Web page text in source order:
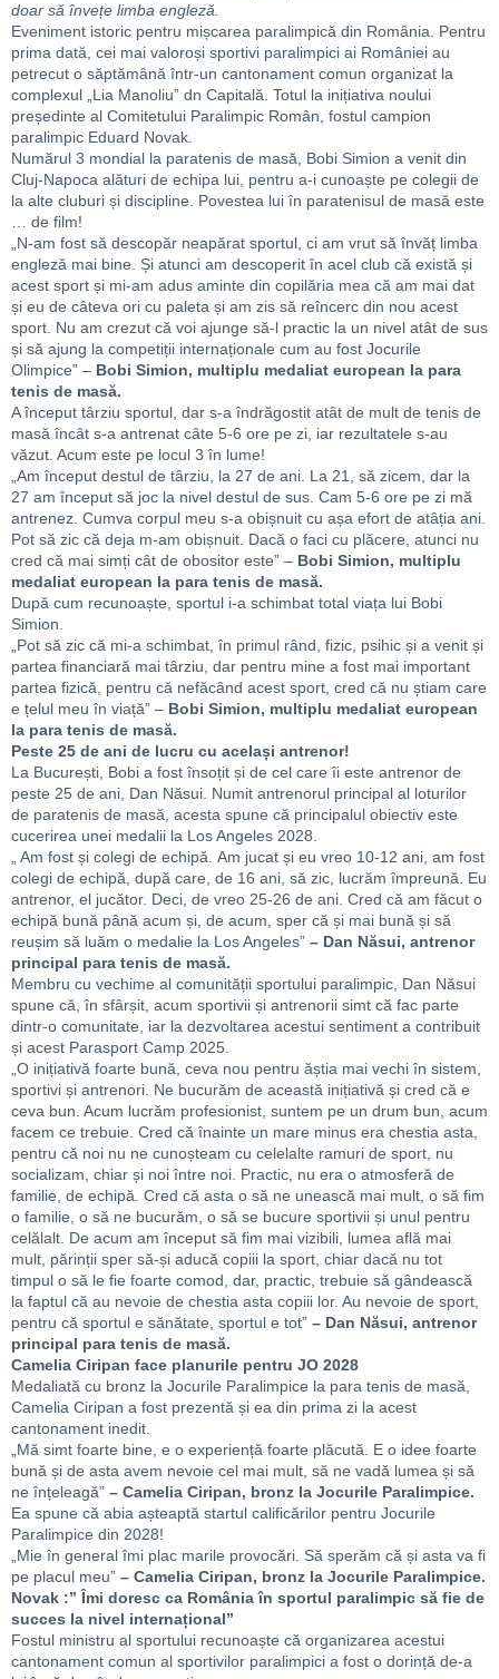
doar să învețe limba engleză.
Eveniment istoric pentru mișcarea paralimpică din România. Pentru
prima dată, cei mai valoroși sportivi paralimpici ai României au
petrecut o săptămână într-un cantonament comun organizat la
complexul „Lia Manoliu” dn Capitală. Totul la inițiativa noului
președinte al Comitetului Paralimpic Român, fostul campion
paralimpic Eduard Novak.
Numărul 3 mondial la paratenis de masă, Bobi Simion a venit din
Cluj-Napoca alături de echipa lui, pentru a-i cunoaște pe colegii de
la alte cluburi și discipline. Povestea lui în paratenisul de masă este
… de film!
„N-am fost să descopăr neapărat sportul, ci am vrut să învăț limba
engleză mai bine. Și atunci am descoperit în acel club că există și
acest sport și mi-am adus aminte din copilăria mea că am mai dat
și eu de câteva ori cu paleta și am zis să reîncerc din nou acest
sport. Nu am crezut că voi ajunge să-l practic la un nivel atât de sus
și să ajung la competiții internaționale cum au fost Jocurile
Olimpice” – Bobi Simion, multiplu medaliat european la para
tenis de masă.
A început târziu sportul, dar s-a îndrăgostit atât de mult de tenis de
masă încât s-a antrenat câte 5-6 ore pe zi, iar rezultatele s-au
văzut. Acum este pe locul 3 în lume!
„Am început destul de târziu, la 27 de ani. La 21, să zicem, dar la
27 am început să joc la nivel destul de sus. Cam 5-6 ore pe zi mă
antrenez. Cumva corpul meu s-a obișnuit cu așa efort de atâția ani.
Pot să zic că deja m-am obișnuit. Dacă o faci cu plăcere, atunci nu
cred că mai simți cât de obositor este” – Bobi Simion, multiplu
medaliat european la para tenis de masă.
După cum recunoaște, sportul i-a schimbat total viața lui Bobi
Simion.
„Pot să zic că mi-a schimbat, în primul rând, fizic, psihic și a venit și
partea financiară mai târziu, dar pentru mine a fost mai important
partea fizică, pentru că nefăcând acest sport, cred că nu știam care
e țelul meu în viață” – Bobi Simion, multiplu medaliat european
la para tenis de masă.
Peste 25 de ani de lucru cu același antrenor!
La București, Bobi a fost însoțit și de cel care îi este antrenor de
peste 25 de ani, Dan Năsui. Numit antrenorul principal al loturilor
de paratenis de masă, acesta spune că principalul obiectiv este
cucerirea unei medalii la Los Angeles 2028.
„ Am fost și colegi de echipă. Am jucat și eu vreo 10-12 ani, am fost
colegi de echipă, după care, de 16 ani, să zic, lucrăm împreună. Eu
antrenor, el jucător. Deci, de vreo 25-26 de ani. Cred că am făcut o
echipă bună până acum și, de acum, sper că și mai bună și să
reușim să luăm o medalie la Los Angeles” – Dan Năsui, antrenor
principal para tenis de masă.
Membru cu vechime al comunității sportului paralimpic, Dan Năsui
spune că, în sfârșit, acum sportivii și antrenorii simt că fac parte
dintr-o comunitate, iar la dezvoltarea acestui sentiment a contribuit
și acest Parasport Camp 2025.
„O inițiativă foarte bună, ceva nou pentru ăștia mai vechi în sistem,
sportivi și antrenori. Ne bucurăm de această inițiativă și cred că e
ceva bun. Acum lucrăm profesionist, suntem pe un drum bun, acum
facem ce trebuie. Cred că înainte un mare minus era chestia asta,
pentru că noi nu ne cunoșteam cu celelalte ramuri de sport, nu
socializam, chiar și noi între noi. Practic, nu era o atmosferă de
familie, de echipă. Cred că asta o să ne unească mai mult, o să fim
o familie, o să ne bucurăm, o să se bucure sportivii și unul pentru
celălalt. De acum am început să fim mai vizibili, lumea află mai
mult, părinții sper să-și aducă copiii la sport, chiar dacă nu tot
timpul o să le fie foarte comod, dar, practic, trebuie să gândească
la faptul că au nevoie de chestia asta copiii lor. Au nevoie de sport,
pentru că sportul e sănătate, sportul e tot” – Dan Năsui, antrenor
principal para tenis de masă.
Camelia Ciripan face planurile pentru JO 2028
Medaliată cu bronz la Jocurile Paralimpice la para tenis de masă,
Camelia Ciripan a fost prezentă și ea din prima zi la acest
cantonament inedit.
„Mă simt foarte bine, e o experiență foarte plăcută. E o idee foarte
bună și de asta avem nevoie cel mai mult, să ne vadă lumea și să
ne înțeleagă” – Camelia Ciripan, bronz la Jocurile Paralimpice.
Ea spune că abia așteaptă startul calificărilor pentru Jocurile
Paralimpice din 2028!
„Mie în general îmi plac marile provocări. Să sperăm că și asta va fi
pe placul meu” – Camelia Ciripan, bronz la Jocurile Paralimpice.
Novak :” Îmi doresc ca România în sportul paralimpic să fie de
succes la nivel internațional”
Fostul ministru al sportului recunoaște că organizarea acestui
cantonament comun al sportivilor paralimpici a fost o dorință de-a